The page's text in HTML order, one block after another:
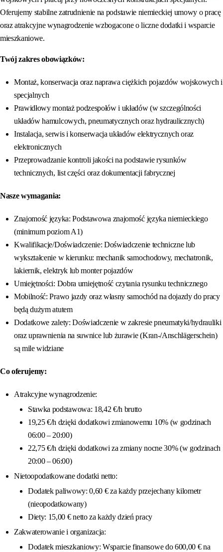
Oferujemy stabilne zatrudnienie na podstawie niemieckiej umowy o pracę
oraz atrakcyjne wynagrodzenie wzbogacone o liczne dodatki i wsparcie
mieszkaniowe.
Twój zakres obowiązków:
Montaż, konserwacja oraz naprawa ciężkich pojazdów wojskowych i
specjalnych
Prawidłowy montaż podzespołów i układów (w szczególności
układów hamulcowych, pneumatycznych oraz hydraulicznych)
Instalacja, serwis i konserwacja układów elektrycznych oraz
elektronicznych
Przeprowadzanie kontroli jakości na podstawie rysunków
technicznych, list części oraz dokumentacji fabrycznej
Nasze wymagania:
Znajomość języka: Podstawowa znajomość języka niemieckiego
(minimum poziom A1)
Kwalifikacje/Doświadczenie: Doświadczenie techniczne lub
wykształcenie w kierunku: mechanik samochodowy, mechatronik,
lakiernik, elektryk lub monter pojazdów
Umiejętności: Dobra umiejętność czytania rysunku technicznego
Mobilność: Prawo jazdy oraz własny samochód na dojazdy do pracy
będą dużym atutem
Dodatkowe zalety: Doświadczenie w zakresie pneumatyki/hydrauliki
oraz uprawnienia na suwnice lub żurawie (Kran-/Anschlägerschein)
są mile widziane
Co oferujemy:
Atrakcyjne wynagrodzenie:
Stawka podstawowa: 18,42 €/h brutto
19,25 €/h dzięki dodatkowi zmianowemu 10% (w godzinach
06:00 – 20:00)
22,75 €/h dzięki dodatkowi za zmiany nocne 30% (w godzinach
20:00 – 06:00)
Nietoopodatkowane dodatki netto:
Dodatek paliwowy: 0,60 € za każdy przejechany kilometr
(nieopodatkowany)
Diety: 15,00 € netto za każdy dzień pracy
Zakwaterowanie i organizacja:
Dodatek mieszkaniowy: Wsparcie finansowe do 600,00 € na